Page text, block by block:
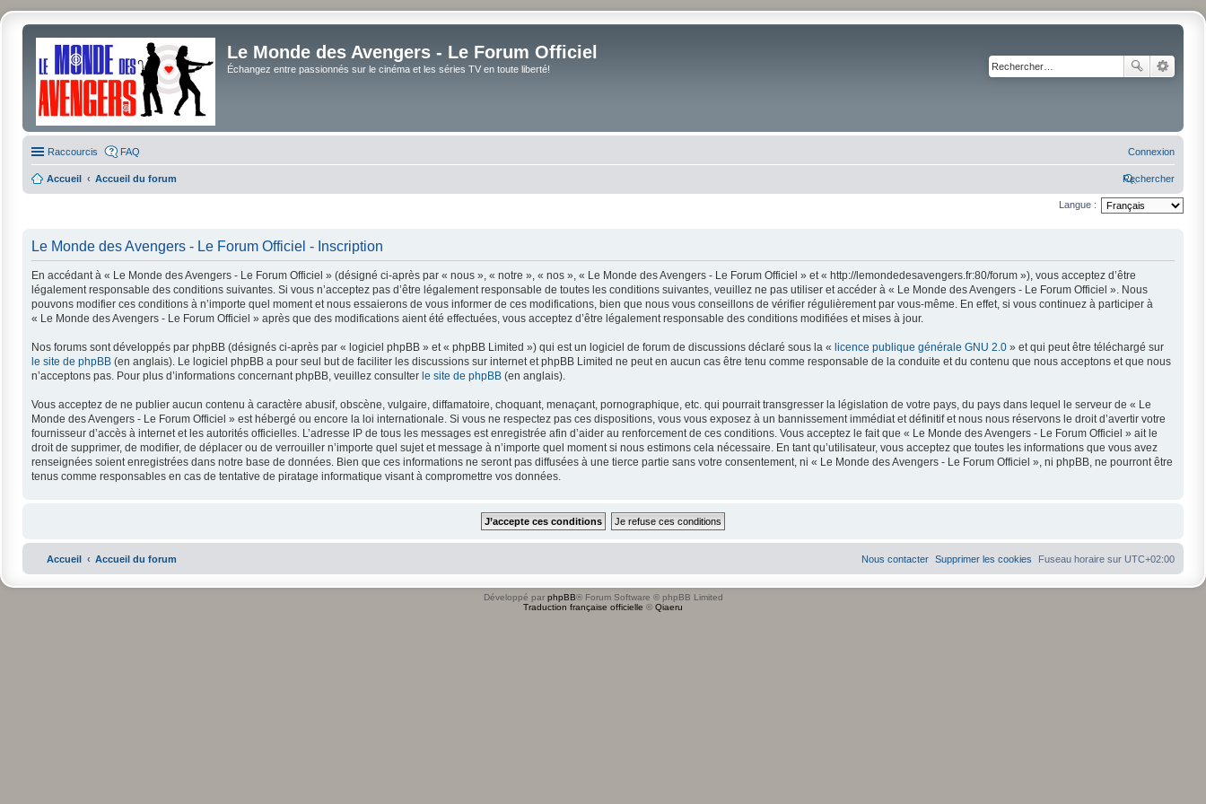
Le Monde des Avengers - Le Forum Officiel
Échangez entre passionnés sur le cinéma et les séries TV en toute liberté!
Raccourcis FAQ Connexion
Accueil Accueil du forum Rechercher
Langue :
Le Monde des Avengers - Le Forum Officiel - Inscription
En accédant à « Le Monde des Avengers - Le Forum Officiel » (désigné ci-après par « nous », « notre », « nos », « Le Monde des Avengers - Le Forum Officiel » et « http://lemondedesavengers.fr:80/forum »), vous acceptez d’être
légalement responsable des conditions suivantes. Si vous n’acceptez pas d’être légalement responsable de toutes les conditions suivantes, veuillez ne pas utiliser et accéder à « Le Monde des Avengers - Le Forum Officiel ». Nous
pouvons modifier ces conditions à n’importe quel moment et nous essaierons de vous informer de ces modifications, bien que nous vous conseillons de vérifier régulièrement par vous-même. En effet, si vous continuez à participer à
« Le Monde des Avengers - Le Forum Officiel » après que des modifications aient été effectuées, vous acceptez d’être légalement responsable des conditions modifiées et mises à jour.
Nos forums sont développés par phpBB (désignés ci-après par « logiciel phpBB » et « phpBB Limited ») qui est un logiciel de forum de discussions déclaré sous la « licence publique générale GNU 2.0 » et qui peut être téléchargé sur
le site de phpBB (en anglais). Le logiciel phpBB a pour seul but de faciliter les discussions sur internet et phpBB Limited ne peut en aucun cas être tenu comme responsable de la conduite et du contenu que nous acceptons et que nous
n’acceptons pas. Pour plus d’informations concernant phpBB, veuillez consulter le site de phpBB (en anglais).
Vous acceptez de ne publier aucun contenu à caractère abusif, obscène, vulgaire, diffamatoire, choquant, menaçant, pornographique, etc. qui pourrait transgresser la législation de votre pays, du pays dans lequel le serveur de « Le
Monde des Avengers - Le Forum Officiel » est hébergé ou encore la loi internationale. Si vous ne respectez pas ces dispositions, vous vous exposez à un bannissement immédiat et définitif et nous nous réservons le droit d’avertir votre
fournisseur d’accès à internet et les autorités officielles. L’adresse IP de tous les messages est enregistrée afin d’aider au renforcement de ces conditions. Vous acceptez le fait que « Le Monde des Avengers - Le Forum Officiel » ait le
droit de supprimer, de modifier, de déplacer ou de verrouiller n’importe quel sujet et message à n’importe quel moment si nous estimons cela nécessaire. En tant qu’utilisateur, vous acceptez que toutes les informations que vous avez
renseignées soient enregistrées dans notre base de données. Bien que ces informations ne seront pas diffusées à une tierce partie sans votre consentement, ni « Le Monde des Avengers - Le Forum Officiel », ni phpBB, ne pourront être
tenus comme responsables en cas de tentative de piratage informatique visant à compromettre vos données.
Accueil Accueil du forum Fuseau horaire sur UTC+02:00
Supprimer les cookies
Nous contacter
Développé par phpBB® Forum Software © phpBB Limited
Traduction française officielle © Qiaeru